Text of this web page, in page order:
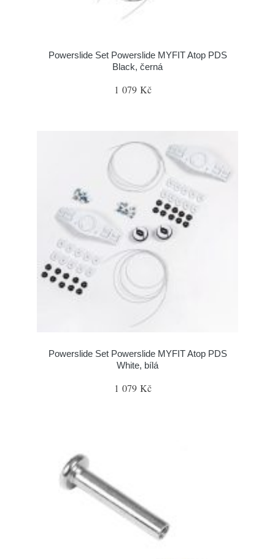
Powerslide Set Powerslide MYFIT Atop PDS
Black, černá
1 079 Kč
Powerslide Set Powerslide MYFIT Atop PDS
White, bílá
1 079 Kč